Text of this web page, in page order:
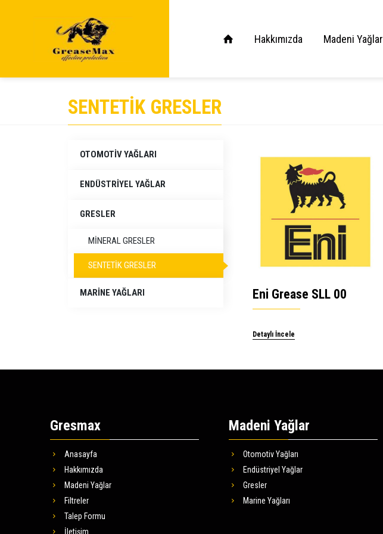
Hakkımızda Madeni Yağlar
SENTETİK GRESLER
OTOMOTIV YAĞLARI
ENDÜSTRIYEL YAĞLAR
GRESLER
MİNERAL GRESLER
SENTETİK GRESLER
MARINE YAĞLARI Eni Grease SLL 00
Detaylı İncele
Gresmax
Anasayfa
Hakkımızda
Madeni Yağlar
Filtreler
Talep Formu
İletişim
Madeni Yağlar
Otomotiv Yağları
Endüstriyel Yağlar
Gresler
Marine Yağları